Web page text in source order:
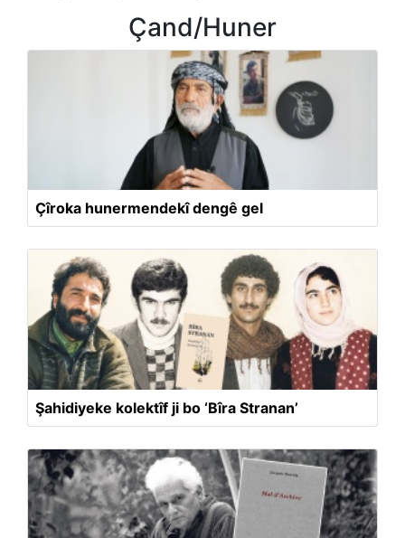
Çand/Huner
Çîroka hunermendekî dengê gel
Şahidiyeke kolektîf ji bo ‘Bîra Stranan’